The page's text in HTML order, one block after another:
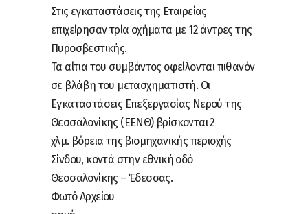
Στις εγκαταστάσεις της Εταιρείας
επιχείρησαν τρία οχήματα με 12 άντρες της
Πυροσβεστικής.
Τα αίτια του συμβάντος οφείλονται πιθανόν
σε βλάβη του μετασχηματιστή. Οι
Εγκαταστάσεις Επεξεργασίας Νερού της
Θεσσαλονίκης (ΕΕΝΘ) βρίσκονται 2
χλμ. βόρεια της βιομηχανικής περιοχής
Σίνδου, κοντά στην εθνική οδό
Θεσσαλονίκης – Έδεσσας.
Φωτό Αρχείου